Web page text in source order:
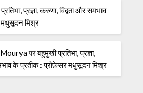
प्रज्ञा, करुणा, विद्वता और समभाव
मिश्र
Mouryaपरबहुमुखी प्रतिभा, प्रज्ञा,
के प्रतीक : प्रोफ़ेसर मधुसूदन मिश्र